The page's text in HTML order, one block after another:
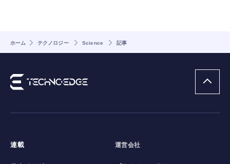
ホーム テクノロジー Science 記事
連載 運営会社